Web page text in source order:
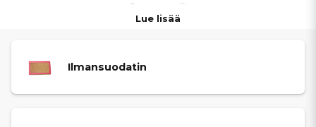
Grecav-malli.
moottoriöljyt, vaihteistoöljyt, jäähdytysnesteet,
moottorin tehokkaan toiminnan, pitkän käyttöiän ja turvallisen
Lue lisää
Ilmansuodatin